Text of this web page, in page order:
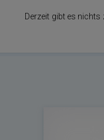
Derzeit gibt es nichts